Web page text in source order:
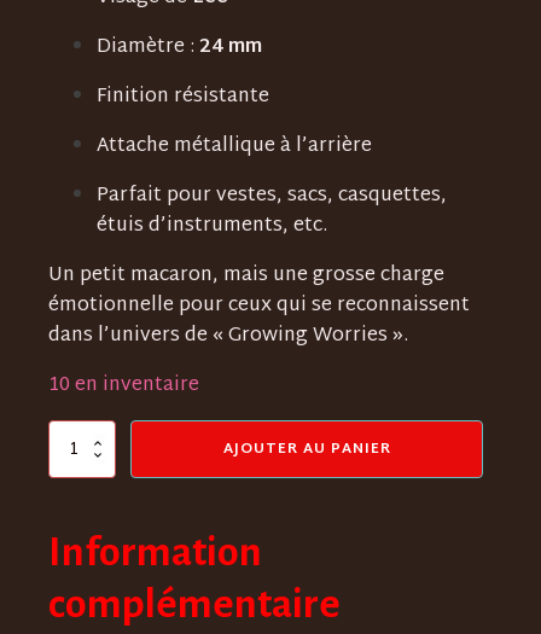
Diamètre :24 mm
Finition résistante
Attache métallique à l’arrière
Parfait pour vestes, sacs, casquettes,
étuis d’instruments, etc.
Un petit macaron, mais une grosse charge
émotionnelle pour ceux qui se reconnaissent
dans l’univers de « Growing Worries ».
10 en inventaire
quantité
RUN
AJOUTER AU PANIER
Information
complémentaire